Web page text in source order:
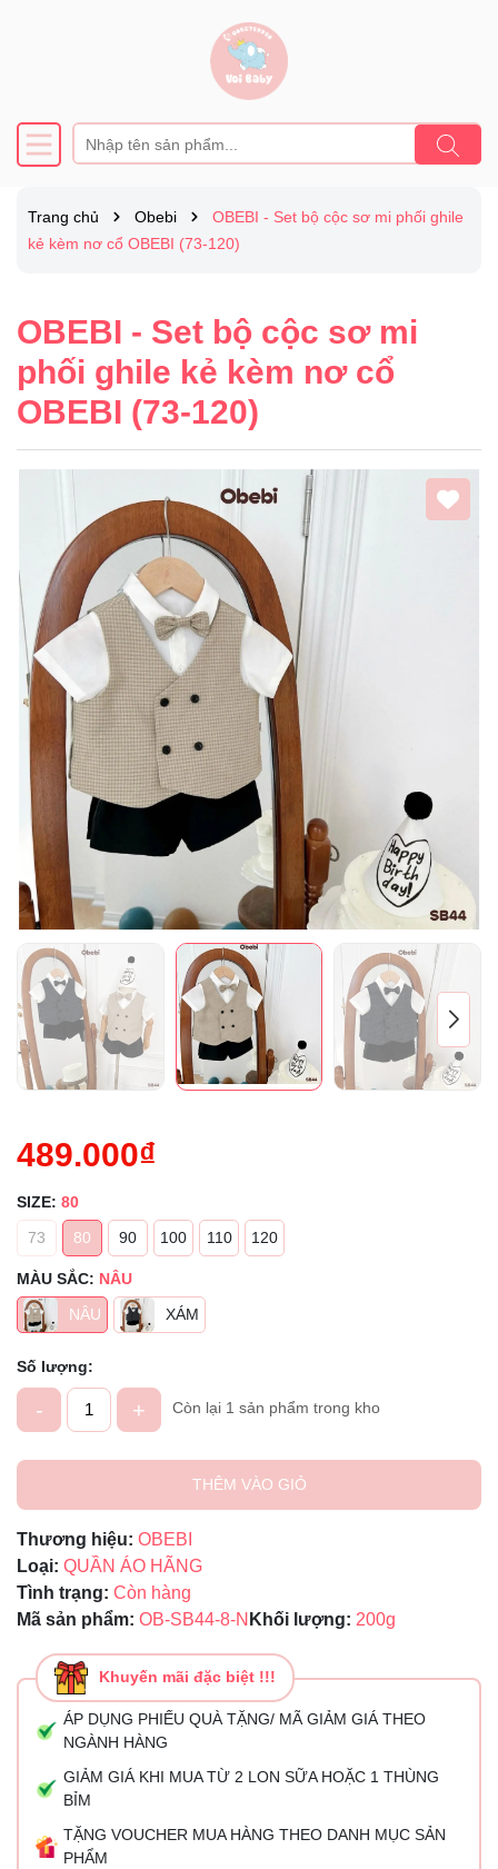
Trang chủ Obebi
OBEBI - Set bộ cộc sơ mi phối ghile
kẻ kèm nơ cổ OBEBI (73-120)
OBEBI - Set bộ cộc sơ mi
phối ghile kẻ kèm nơ cổ
OBEBI (73-120)
489.000₫
SIZE: 80
73
80 90 100 110 120
MÀU SẮC: NÂU
NÂU
XÁM
Số lượng:
- + Còn lại 1 sản phẩm trong kho
THÊM VÀO GIỎ
Thương hiệu: OBEBI
Loại: QUẦN ÁO HÃNG
Tình trạng: Còn hàng
Mã sản phẩm: OB-SB44-8-N Khối lượng: 200g
Khuyến mãi đặc biệt !!!
ÁP DỤNG PHIẾU QUÀ TẶNG/ MÃ GIẢM GIÁ THEO
NGÀNH HÀNG
GIẢM GIÁ KHI MUA TỪ 2 LON SỮA HOẶC 1 THÙNG
BỈM
TẶNG VOUCHER MUA HÀNG THEO DANH MỤC SẢN
PHẨM
Mã giảm giá:
Ngày hết hạn:
Điều kiện: